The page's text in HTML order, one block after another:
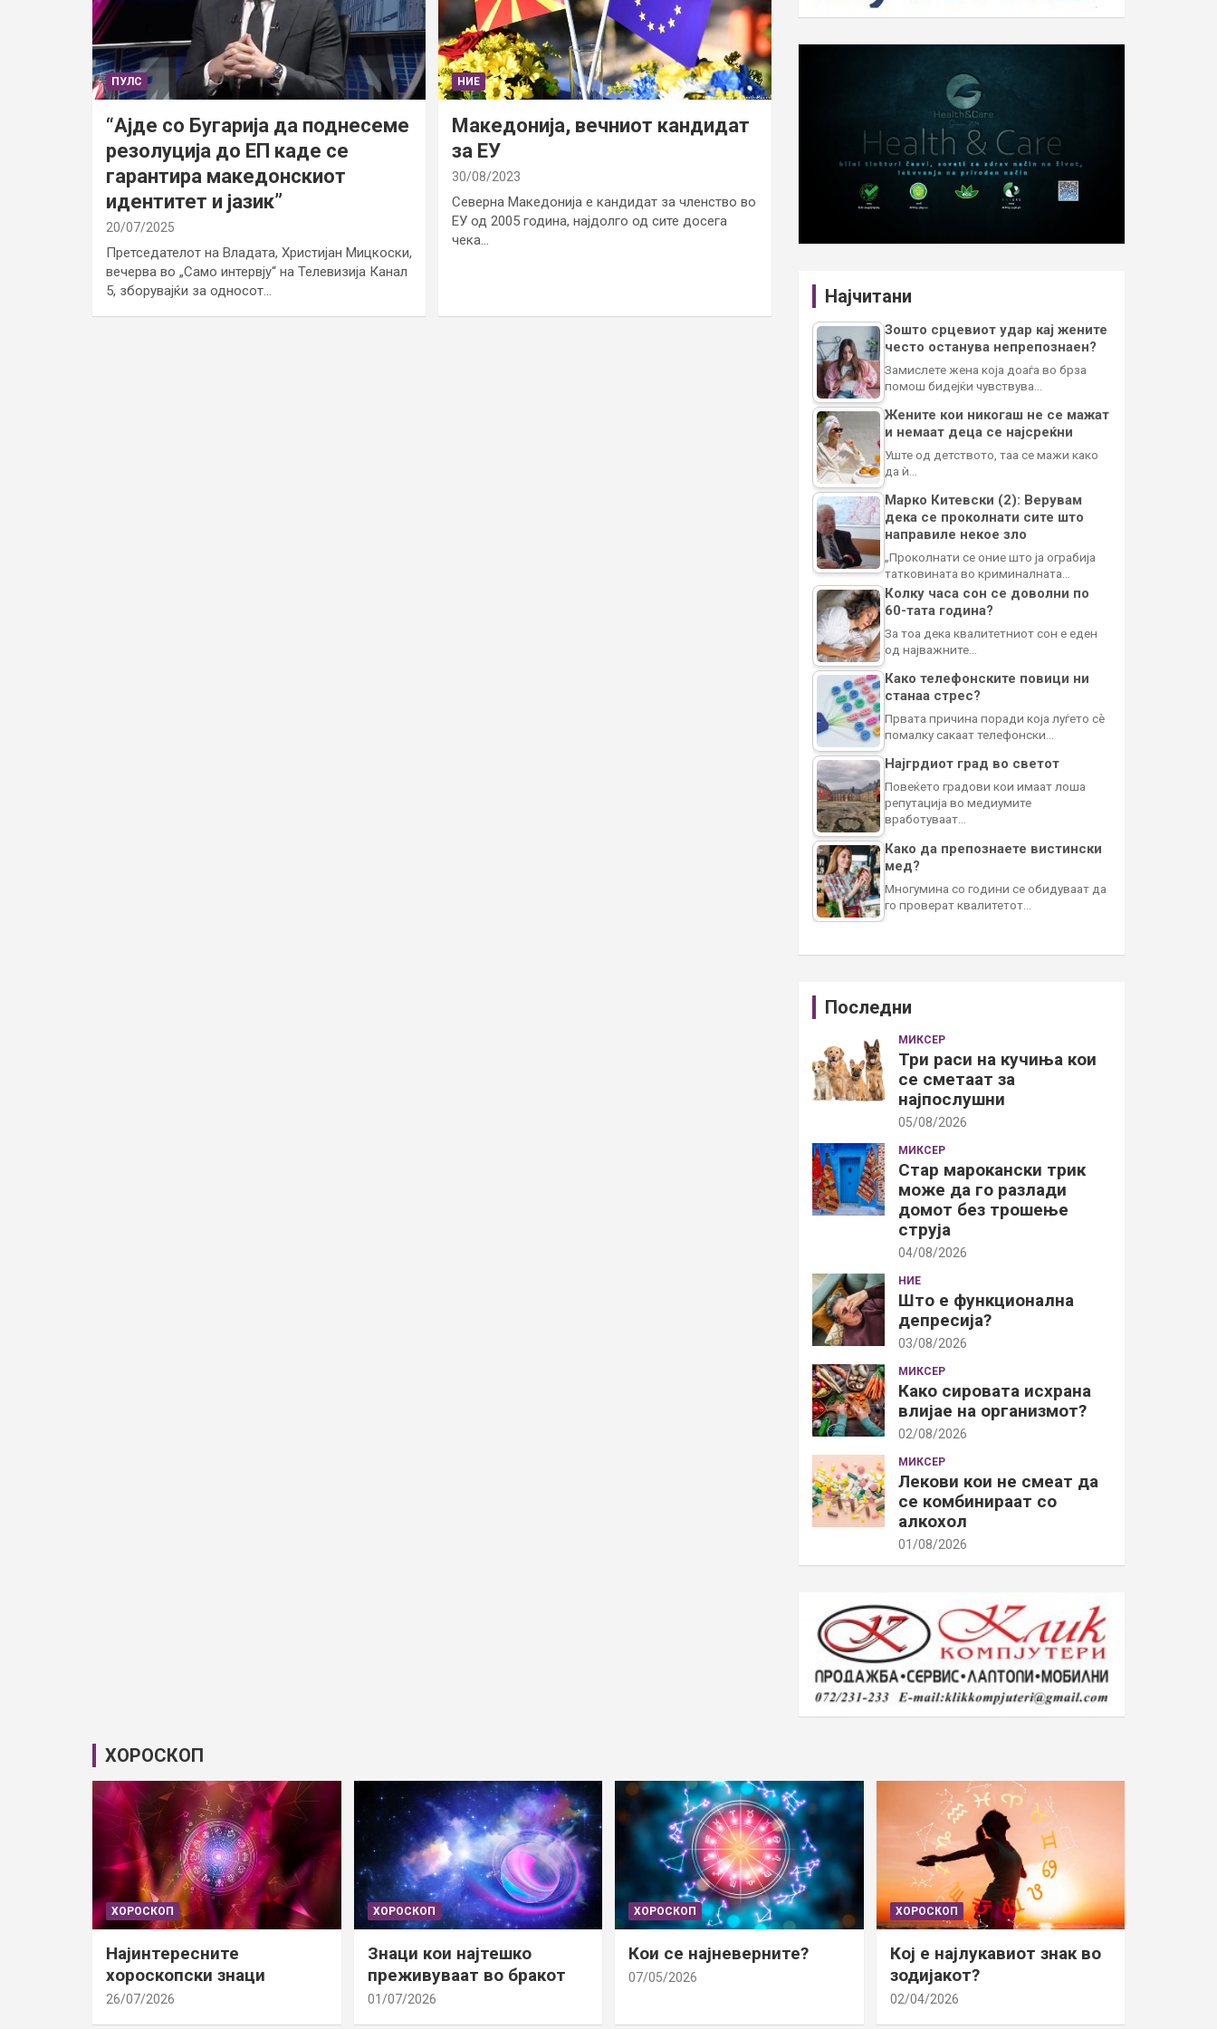
ПУЛС
“Ајде со Бугарија да поднесеме
резолуција до ЕП каде се
гарантира македонскиот
идентитет и јазик”
20/07/2025
Претседателот на Владата, Христијан Мицкоски,
вечерва во „Само интервју“ на Телевизија Канал
5, зборувајќи за односот…
НИЕ
Македонија, вечниот кандидат
за ЕУ
30/08/2023
Северна Македонија е кандидат за членство во
ЕУ од 2005 година, најдолго од сите досега
чека…
Најчитани
Зошто срцевиот удар кај жените
често останува непрепознаен?
Замислете жена која доаѓа во брза
помош бидејќи чувствува…
Жените кои никогаш не се мажат
и немаат деца се најсреќни
Уште од детството, таа се мажи како
да ѝ…
Марко Китевски (2): Верувам
дека се проколнати сите што
направиле некое зло
„Проколнати се оние што ја ограбија
татковината во криминалната…
Колку часа сон се доволни по
60-тата година?
За тоа дека квалитетниот сон е еден
од најважните…
Како телефонските повици ни
станаа стрес?
Првата причина поради која луѓето сè
помалку сакаат телефонски…
Најгрдиот град во светот
Повеќето градови кои имаат лоша
репутација во медиумите
вработуваат…
Како да препознаете вистински
мед?
Многумина со години се обидуваат да
го проверат квалитетот…
Последни
МИКСЕР
Три раси на кучиња кои
се сметаат за
најпослушни
05/08/2026
МИКСЕР
Стар марокански трик
може да го разлади
домот без трошење
струја
04/08/2026
НИЕ
Што е функционална
депресија?
03/08/2026
МИКСЕР
Како сировата исхрана
влијае на организмот?
02/08/2026
МИКСЕР
Лекови кои не смеат да
се комбинираат со
алкохол
01/08/2026
ХОРОСКОП
ХОРОСКОП
Најинтересните
хороскопски знаци
26/07/2026
ХОРОСКОП
Знаци кои најтешко
преживуваат во бракот
01/07/2026
ХОРОСКОП
Кои се најневерните?
07/05/2026
ХОРОСКОП
Кој е најлукавиот знак во
зодијакот?
02/04/2026